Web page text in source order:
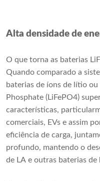
Alta densidade de
O que torna as baterias
Quando comparado a
baterias de íons de lítio
Phosphate (LiFePO4)
características,
comerciais, EVs e assim
eficiência de carga,
profundo, mantendo o
de LA e outras baterias de